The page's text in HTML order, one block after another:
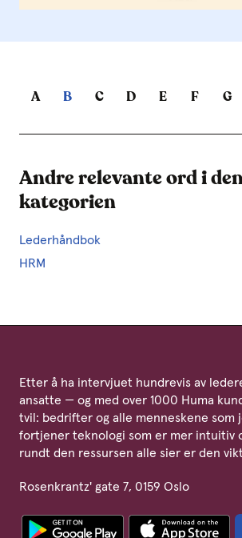
A B C D E F G
Andre relevante ord i
kategorien
Lederhåndbok
HRM
Etter å ha intervjuet hundrevis av
ansatte — og med over 1000 Huma
tvil: bedrifter og alle menneskene som
fortjener teknologi som er mer intuitiv
rundt den ressursen alle sier er den
Rosenkrantz' gate 7, 0159 Oslo